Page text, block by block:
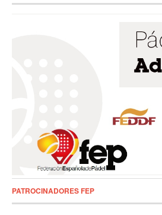
PATROCINADORES FEP